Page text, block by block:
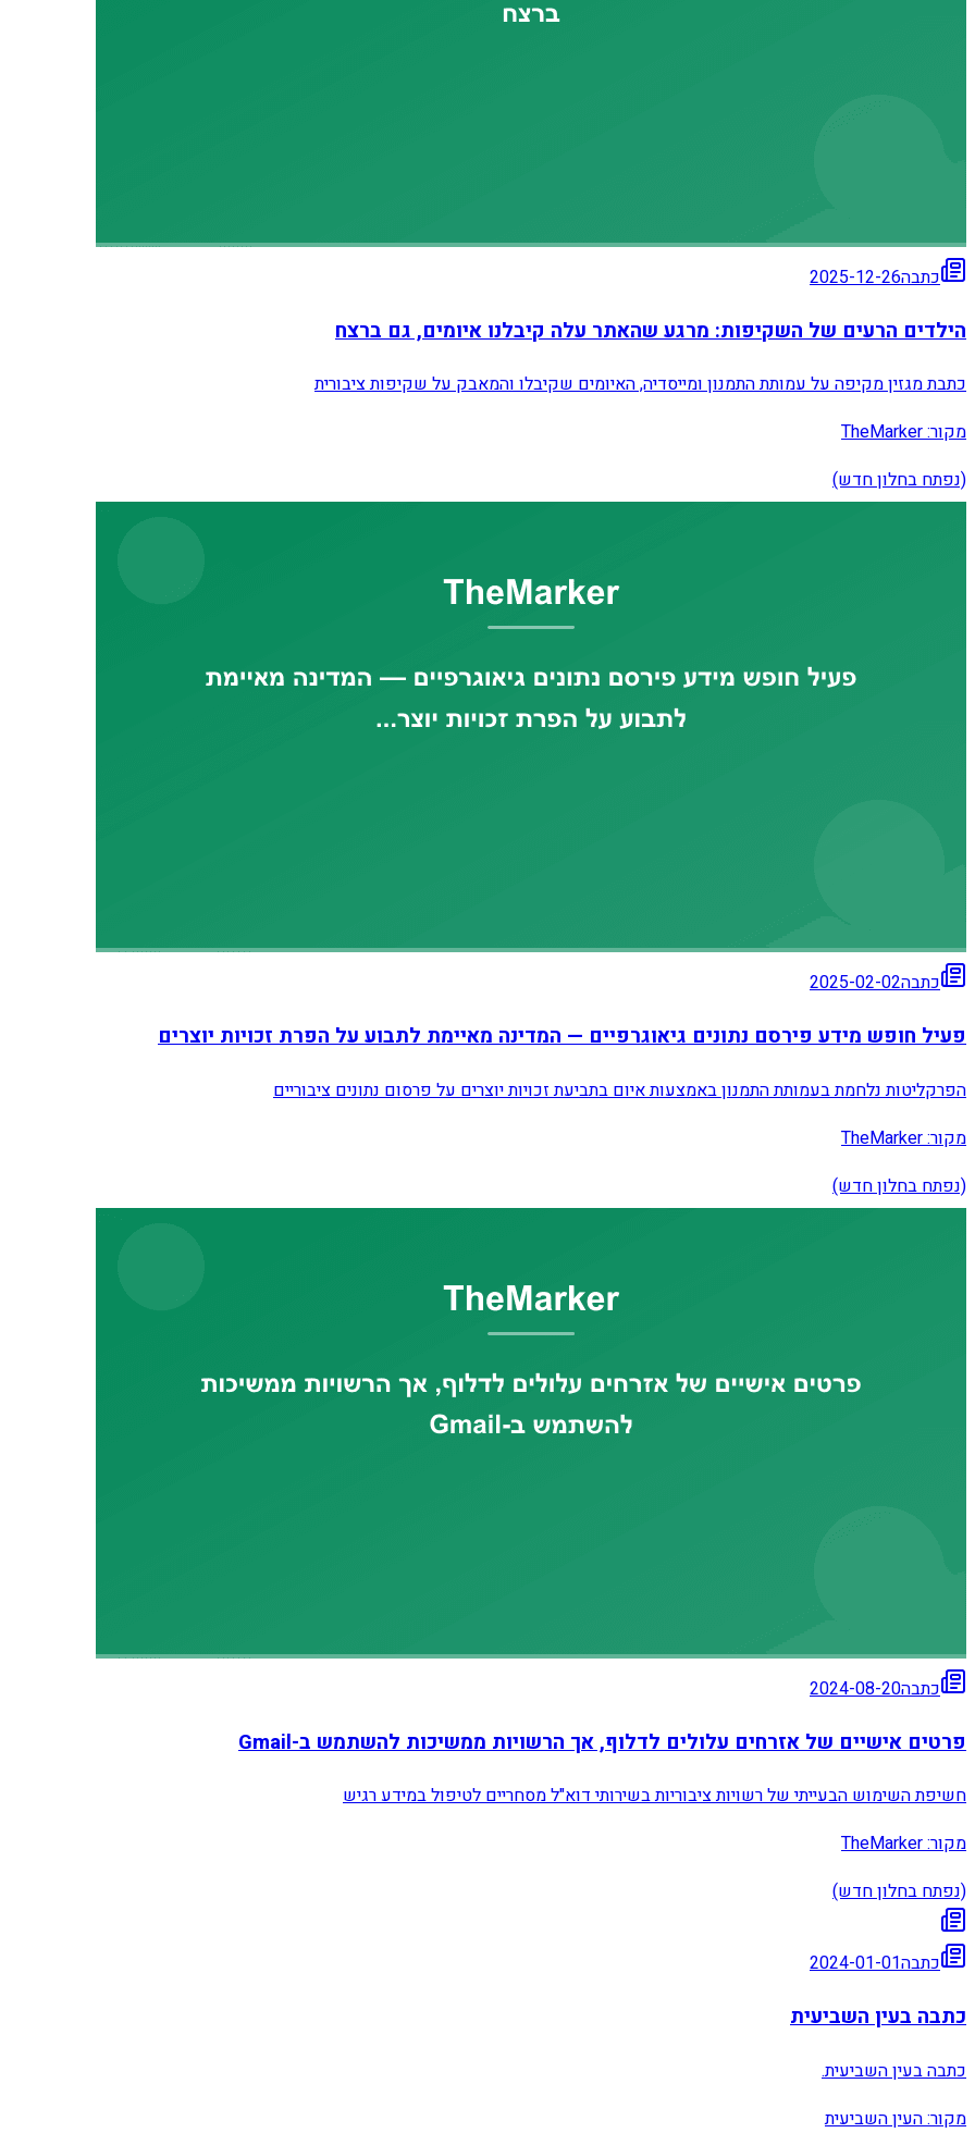
כתבה2025-12-26
הילדים הרעים של השקיפות: מרגע שהאתר עלה קיבלנו איומים, גם ברצח
כתבת מגזין מקיפה על עמותת התמנון ומייסדיה, האיומים שקיבלו והמאבק על שקיפות ציבורית
מקור:TheMarker
(נפתח בחלון חדש)
כתבה2025-02-02
פעיל חופש מידע פירסם נתונים גיאוגרפיים — המדינה מאיימת לתבוע על הפרת זכויות יוצרים
הפרקליטות נלחמת בעמותת התמנון באמצעות איום בתביעת זכויות יוצרים על פרסום נתונים ציבוריים
מקור:TheMarker
(נפתח בחלון חדש)
כתבה2024-08-20
פרטים אישיים של אזרחים עלולים לדלוף, אך הרשויות ממשיכות להשתמש ב-Gmail
חשיפת השימוש הבעייתי של רשויות ציבוריות בשירותי דוא"ל מסחריים לטיפול במידע רגיש
מקור:TheMarker
(נפתח בחלון חדש)
כתבה2024-01-01
כתבה בעין השביעית
כתבה בעין השביעית.
מקור:העין השביעית